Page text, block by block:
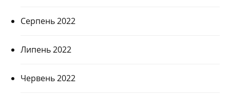
Серпень 2022
Липень 2022
Червень 2022